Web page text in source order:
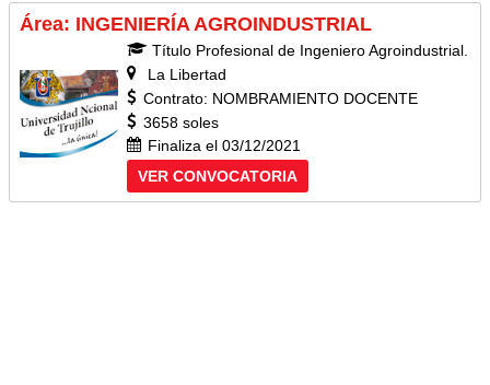
Área: INGENIERÍA AGROINDUSTRIAL
Título Profesional de Ingeniero Agroindustrial.
La Libertad
Contrato: NOMBRAMIENTO DOCENTE
3658 soles
Finaliza el 03/12/2021
VER CONVOCATORIA